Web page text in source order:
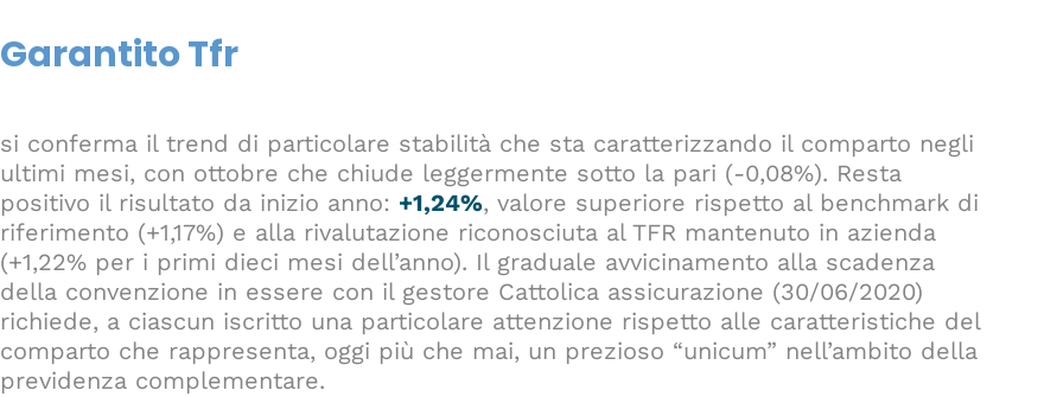
Garantito Tfr
si conferma il trend di particolare stabilità che sta caratterizzando il comparto negli
ultimi mesi, con ottobre che chiude leggermente sotto la pari (-0,08%). Resta
positivo il risultato da inizio anno: +1,24%, valore superiore rispetto al benchmark di
riferimento (+1,17%) e alla rivalutazione riconosciuta al TFR mantenuto in azienda
(+1,22% per i primi dieci mesi dell’anno). Il graduale avvicinamento alla scadenza
della convenzione in essere con il gestore Cattolica assicurazione (30/06/2020)
richiede, a ciascun iscritto una particolare attenzione rispetto alle caratteristiche del
comparto che rappresenta, oggi più che mai, un prezioso “unicum” nell’ambito della
previdenza complementare.